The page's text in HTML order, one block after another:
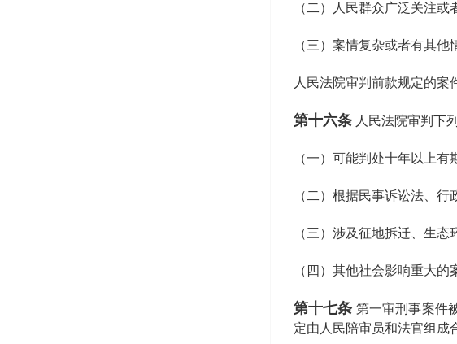
（二）人民群众广泛关注或
（三）案情复杂或者有其他
人民法院审判前款规定的案
第十六条 人民法院审判下
（一）可能判处十年以上
（二）根据民事诉讼法、行
（三）涉及征地拆迁、生
（四）其他社会影响重大的
第十七条 第一审刑事案件
定由人民陪审员和法官组成